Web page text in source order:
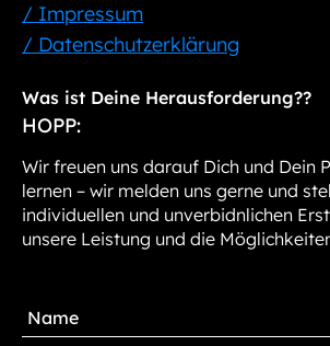
/ Impressum
/ Datenschutzerklärung
Was ist Deine Herausforderung??
HOPP:
Wir freuen uns darauf Dich und Dein
lernen – wir melden uns gerne und
individuellen und unverbidnlichen
unsere Leistung und die